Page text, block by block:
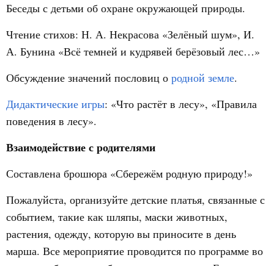
Беседы с детьми об охране окружающей природы.
Чтение стихов: Н. А. Некрасова «Зелёный шум», И.
А. Бунина «Всё темней и кудрявей берёзовый лес…»
Обсуждение значений пословиц о родной земле.
Дидактические игры: «Что растёт в лесу», «Правила
поведения в лесу».
Взаимодействие с родителями
Составлена брошюра «Сбережём родную природу!»
Пожалуйста, организуйте детские платья, связанные с
событием, такие как шляпы, маски животных,
растения, одежду, которую вы приносите в день
марша. Все мероприятие проводится по программе во